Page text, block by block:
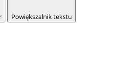
Powiększalnik tekstu